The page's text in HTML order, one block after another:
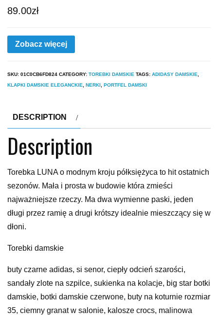
89.00zł
Zobacz więcej
SKU: 01C0CB6FD824 CATEGORY: TOREBKI DAMSKIE TAGS: ADIDASY DAMSKIE
KLAPKI DAMSKIE ELEGANCKIE
NERKI PORTFEL DAMSKI
DESCRIPTION
Description
Torebka LUNA o modnym kroju półksiężyca to hit ostatnich
sezonów. Mała i prosta w budowie która zmieści
najważniejsze rzeczy. Ma dwa wymienne paski, jeden
długi przez ramię a drugi krótszy idealnie mieszczący się w
dłoni.
Torebki damskie
buty czarne adidas, si senor, ciepły odcień szarości,
sandały zlote na szpilce, sukienka na kolacje, big star botki
damskie, botki damskie czerwone, buty na koturnie rozmiar
35, ciemny granat w salonie, kalosze crocs, malinowa